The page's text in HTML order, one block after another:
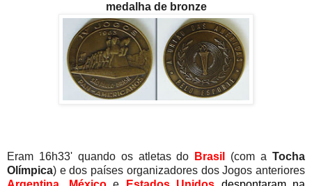
medalha de bronze
Eram 16h33' quando os atletas do Brasil (com aTocha
Olímpica) e dos países organizadores dos Jogos anteriores